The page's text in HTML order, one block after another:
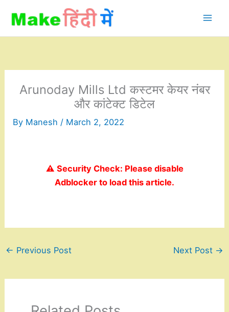
content
Arunoday Mills Ltd कस्टमर केयर नंबर
और कांटेक्ट डिटेल
By Manesh / March 2, 2022
⚠️ Security Check: Please disable
Adblocker to load this article.
← Previous Post Next Post →